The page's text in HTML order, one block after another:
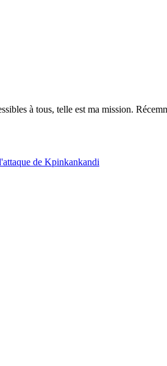
à tous, telle est ma mission.
de Kpinkankandi